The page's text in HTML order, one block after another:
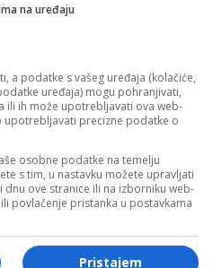
teren je
povjerovati. U teškim,
na etničkoj osnovi
bratstva-jedinstva, ali nije
je i te kako pretjerivanja i u
na uređaju
a podatke s vašeg uređaja (kolačiće,
uređaja) mogu pohranjivati,
ili ih može upotrebljavati ova web-
upotrebljavati precizne podatke o
osobne podatke na temelju
s tim, u nastavku možete upravljati
ove stranice ili na izborniku web-
povlačenje pristanka u postavkama
Pristajem